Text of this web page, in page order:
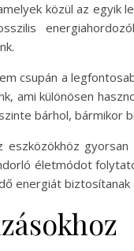
közül az
csupán a
ami különösen
bárhol, bármikor
életmódot
energiát